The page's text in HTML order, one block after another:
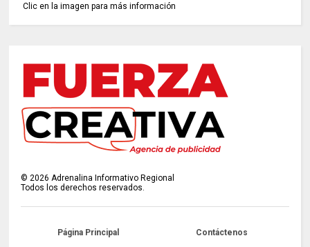
Clic en la imagen para más información
©2026 Adrenalina Informativo Regional
Todos los derechos reservados.
Página Principal Contáctenos